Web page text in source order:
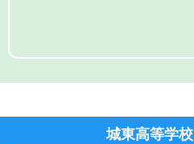
城東高等学校